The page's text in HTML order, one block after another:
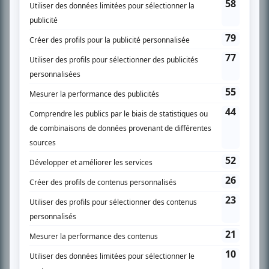
son petit écran. Celui qu’on surnomme parfois «l’encyclopédie de la
télévision» a d’abord oeuvré au magazine TV Hebdo de 1996 à 2001. Sa
spécialité: la télé québécoise. On peut l’entendre régulièrement commenter
l’actualité télévisuelle au 98,5.
En savoir plus »
SUR LE RÉSEAU BIZZ MÉDIA
PLAN DU SITE
Accueil
Liste des oeuvres
Liste des comédiens
Recherche avancée